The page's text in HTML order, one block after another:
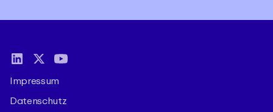
Impressum
Datenschutz